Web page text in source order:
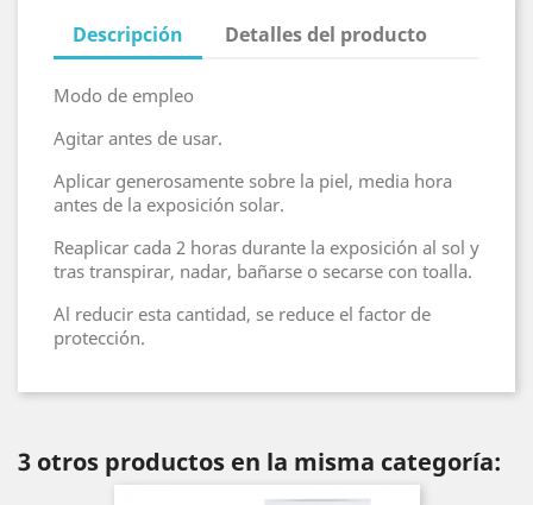
Descripción Detalles del producto
Modo de empleo
Agitar antes de usar.
Aplicar generosamente sobre la piel, media hora
antes de la exposición solar.
Reaplicar cada 2 horas durante la exposición al sol y
tras transpirar, nadar, bañarse o secarse con toalla.
Al reducir esta cantidad, se reduce el factor de
protección.
3 otros productos en la misma categoría: